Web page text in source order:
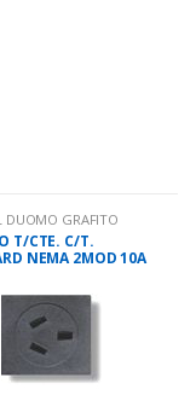
DUOMO GRAFITO
T/CTE. C/T.
NEMA 2MOD 10A